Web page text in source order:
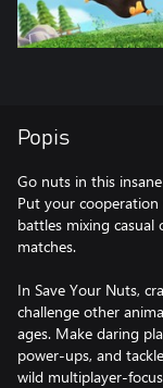
Popis
Go nuts in this
Put your
battles mixing
matches.
In Save Your Nuts,
challenge other
ages. Make daring
power-ups, and
wild multiplayer-